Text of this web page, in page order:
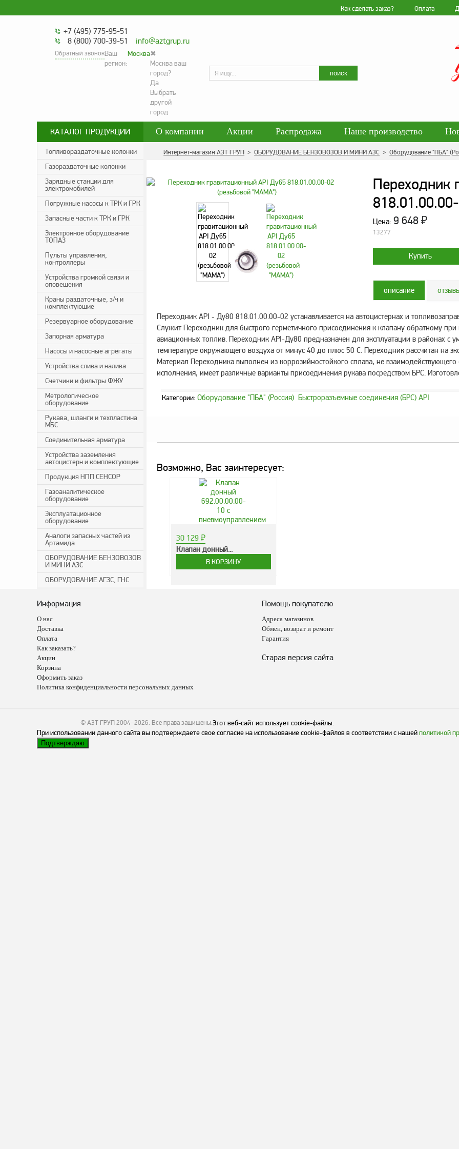
Как сделать заказ? Оплата
+7 (495) 775-95-51
8 (800) 700-39-51
info@aztgrup.ru
Обратный звонокВаш
регион:
Москва✖
Москва ваш
город?
Да
Выбрать
другой
город
Искать
поиск
КАТАЛОГ ПРОДУКЦИИ
Топливораздаточные колонки
Газораздаточные колонки
Зарядные станции для
электромобилей
Погружные насосы к ТРК и ГРК
Запасные части к ТРК и ГРК
Электронное оборудование
ТОПАЗ
Пульты управления,
контроллеры
Устройства громкой связи и
оповещения
Краны раздаточные, з/ч и
комплектующие
Резервуарное оборудование
Запорная арматура
Насосы и насосные агрегаты
Устройства слива и налива
Счетчики и фильтры ФЖУ
Метрологическое
оборудование
Рукава, шланги и техпластина
МБС
Соединительная арматура
Устройства заземления
автоцистерн и комплектующие
Продукция НПП СЕНСОР
Газоаналитическое
оборудование
Эксплуатационное
оборудование
Аналоги запасных частей из
Артамида
ОБОРУДОВАНИЕ БЕНЗОВОЗОВ
И МИНИ АЗС
ОБОРУДОВАНИЕ АГЗС, ГНС
О компании Акции Распродажа Наше производство
Контакты
Согласие на обработку персональных данных
Блог
Интернет-магазин АЗТ ГРУП > ОБОРУДОВАНИЕ БЕНЗОВОЗОВ И МИНИ АЗС > Оборудование "ПБА"
Переходник
Цена: 9 648 ₽
13277
описание
Переходник API - Ду80 818.01.00.00-02 устанавливается на автоцистернах и
Служит Переходник для быстрого герметичного присоединения к клапану обратному
авиационных топлив. Переходник API-Ду80 предназначен для эксплуатации в районах с
температуре окружающего воздуха от минус 40 до плюс 50 С. Переходник рассчитан на
Материал Переходника выполнен из коррозийностойкого сплава, не взаимодействующего
исполнения, имеет различные варианты присоединения рукава посредством БРС.
Категории: Оборудование "ПБА" (Россия) Быстроразъемные соединения (БРС) API
Возможно, Вас заинтересует:
30 129 ₽
Клапан донный...
Информация
О нас
Доставка
Оплата
Как заказать?
Акции
Корзина
Оформить заказ
Политика конфиденциальности персональных данных
Помощь покупателю
Адреса магазинов
Обмен, возврат и ремонт
Гарантия
Старая версия сайта
© АЗТ ГРУП 2004–2026. Все права защищены.Этот веб-сайт использует cookie-файлы.
При использовании данного сайта вы подтверждаете свое согласие на использование cookie-файлов в соответствии с нашейполитикой
Подтверждаю